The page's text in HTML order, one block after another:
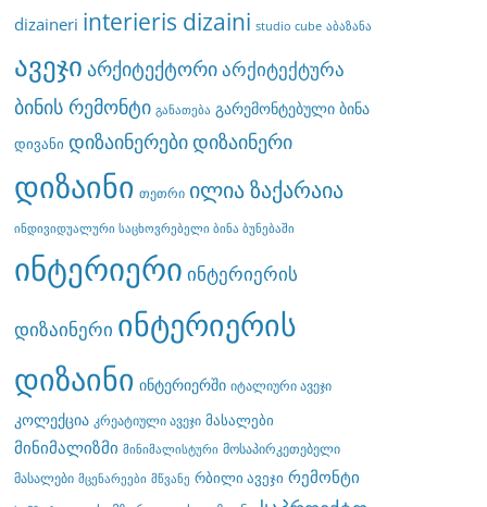
dizaineri interieris dizaini studio cube აბაზანა
ავეჯი არქიტექტორიარქიტექტურა
ბინის რემონტი განათება გარემონტებული ბინა
დივანი დიზაინერებიდიზაინერი
დიზაინი თეთრი ილია ზაქარაია
ინდივიდუალური საცხოვრებელი ბინა ბუნებაში
ინტერიერი ინტერიერის
დიზაინერი ინტერიერის
დიზაინი ინტერიერში იტალიური ავეჯი
კოლექცია კრეატიული ავეჯი მასალები
მინიმალიზმი მინიმალისტური მოსაპირკეთებელი
მასალები მცენარეები მწვანე რბილი ავეჯი რემონტი